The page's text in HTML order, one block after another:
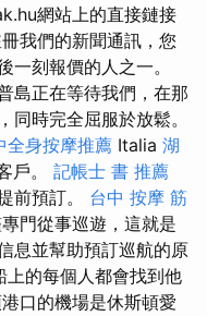
網站上的直接鏈接
我們的新聞通訊，您
一刻報價的人之一。
島正在等待我們，在那
時完全屈服於放鬆。
全身按摩推薦 Italia 湖
戶。 記帳士 書 推薦
前預訂。 台中 按摩 筋
門從事巡遊，這就是
息並幫助預訂巡航的原
上的每個人都會找到他
口的機場是休斯頓愛